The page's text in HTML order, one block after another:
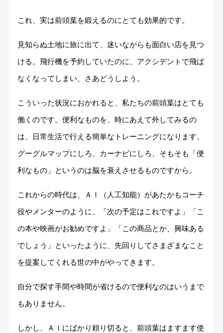
これ、実は前頭葉を鍛えるのにとても効果的です。
見知らぬ土地に旅に出て、迷いながらも面白い店を見つ
ける。飛行機を予約していたのに、アクシデントで飛ば
なくなってしまい、さあどうしよう。
こういった状況におかれると、私たちの前頭葉はとても
働くのです。便利なものを、時にあえて外してみるの
は、日常生活で行える簡単なトレーニングになります。
グーグルマップにしろ、カーナビにしろ、そもそも「便
利なもの」というのは脳を衰えさせるものですから。
これからの時代は、ＡＩ（人工知能）があたかもコーチ
役やメンターのように、「次の予定はこれですよ」「こ
の本や映画がお勧めですよ」「この商品とか、興味ある
でしょう」といったように、先回りしてさまざまなこと
を提案してくれる世の中がやってきます。
自分で探す手間や時間が省けるので便利なのはいうまで
もありません。
しかし、ＡＩにばかり頼り切ると、前頭葉はますます使